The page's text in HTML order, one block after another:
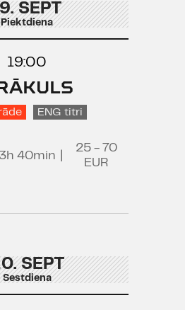
SEPT
Piektdiena
19:00
ENG titri
3h 40min
25 - 70
EUR
SEPT
Sestdiena